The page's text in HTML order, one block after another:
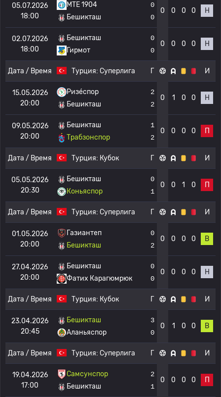
05.07.2026
18:00
MTE 1904
Бешикташ
0
0
0 0 0 0 Н
02.07.2026
18:00
Бешикташ
Гирмот
0
0
0 0 0 0 Н
Дата / Время Турция: Суперлига Г И
15.05.2026
20:00
Ризе́спор
Бешикташ
2
2
0 1 0 0 Н
09.05.2026
20:00
Бешикташ
Трабзонспор
1
2
0 0 0 0 П
Дата / Время Турция: Кубок Г И
05.05.2026
20:30
Бешикташ
Коньяспор
0
1
0 0 1 0 П
Дата / Время Турция: Суперлига Г И
01.05.2026
20:00
Газиантеп
Бешикташ
0
2
0 0 0 0 В
27.04.2026
20:00
Бешикташ
Фатих Карагюмрюк
0
0
0 0 0 0 Н
Дата / Время Турция: Кубок Г И
23.04.2026
20:45
Бешикташ
Аланьяспор
3
0
0 1 0 0 В
Дата / Время Турция: Суперлига Г И
19.04.2026
17:00
Самсунспор
Бешикташ
2
1
0 0 0 0 П